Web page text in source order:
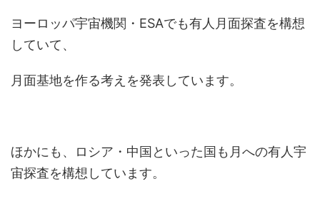
ヨーロッパ宇宙機関・ESAでも有人月面探査を構想
していて、
月面基地を作る考えを発表しています。
ほかにも、ロシア・中国といった国も月への有人宇
宙探査を構想しています。